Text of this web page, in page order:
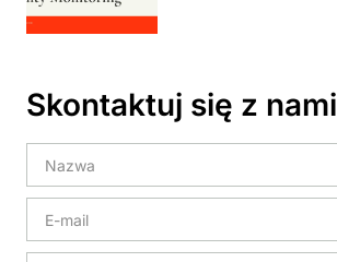
Skontaktuj się z nami